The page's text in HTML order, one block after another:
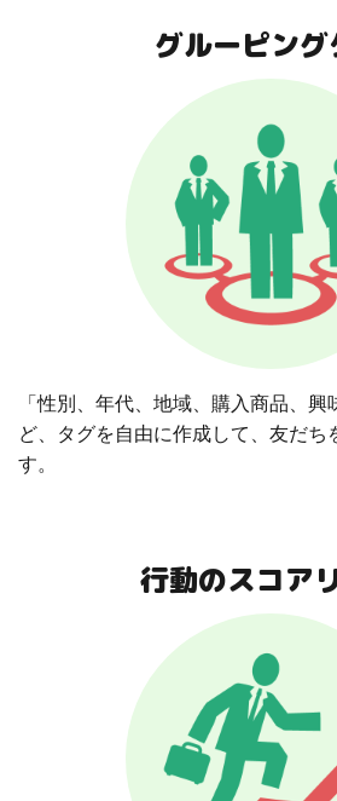
グルーピン
「性別、年代、地域、購入商品、
ど、タグを自由に作成して、友だち
す。
行動のスコア